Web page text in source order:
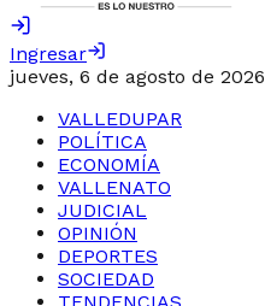
Ingresar
jueves, 6 de agosto de 2026
VALLEDUPAR
POLÍTICA
ECONOMÍA
VALLENATO
JUDICIAL
OPINIÓN
DEPORTES
SOCIEDAD